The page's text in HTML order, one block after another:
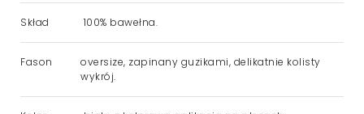
Skład 100% bawełna.
Fason
oversize, zapinany guzikami, delikatnie kolisty
wykrój.